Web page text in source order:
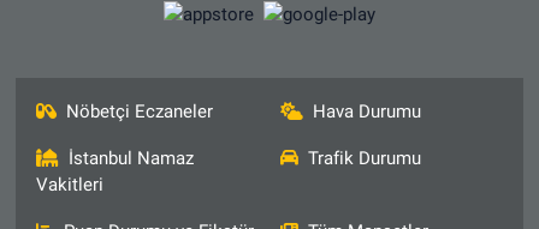
Nöbetçi Eczaneler Hava Durumu
İstanbul Namaz
Vakitleri
Trafik Durumu